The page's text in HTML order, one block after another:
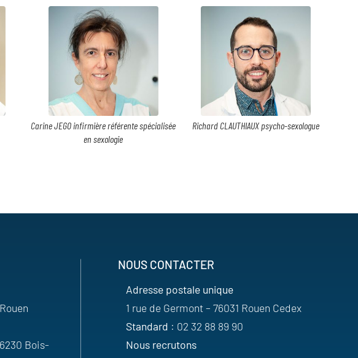
Carine JEGO infirmière référente spécialisée
en sexologie
Richard CLAUTHIAUX psycho-sexologue
Bois-
NOUS CONTACTER
Adresse postale unique
1 rue de Germont – 76031 Rouen Cedex
Standard : 02 32 88 89 90
Nous recrutons